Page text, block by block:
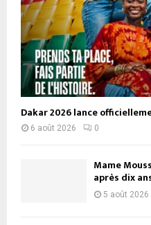
Dakar 2026 lance
6 août 2026 0
Mame
après dix
5 août 2026